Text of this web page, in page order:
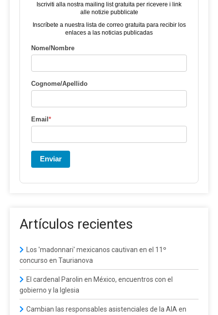
Iscriviti alla nostra mailing list gratuita per ricevere i link
alle notizie pubblicate
Inscríbete a nuestra lista de correo gratuita para recibir los
enlaces a las noticias publicadas
Nome/Nombre
Cognome/Apellido
Email*
Enviar
Artículos recientes
Los 'madonnari' mexicanos cautivan en el 11º
concurso en Taurianova
El cardenal Parolin en México, encuentros con el
gobierno y la Iglesia
Cambian las responsables asistenciales de la AIA en